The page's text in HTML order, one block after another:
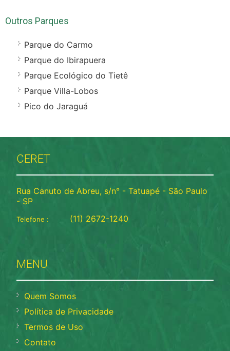
Outros Parques
Parque do Carmo
Parque do Ibirapuera
Parque Ecológico do Tietê
Parque Villa-Lobos
Pico do Jaraguá
CERET
Rua Canuto de Abreu, s/n° - Tatuapé - São Paulo
- SP
Telefone : (11) 2672-1240
MENU
Quem Somos
Política de Privacidade
Termos de Uso
Contato